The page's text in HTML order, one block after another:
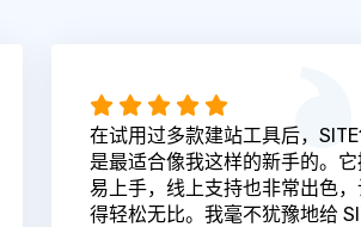
在试用过多款建站工具后，
是最适合像我这样的新手的。
易上手，线上支持也非常出色
得轻松无比。我毫不犹豫地给